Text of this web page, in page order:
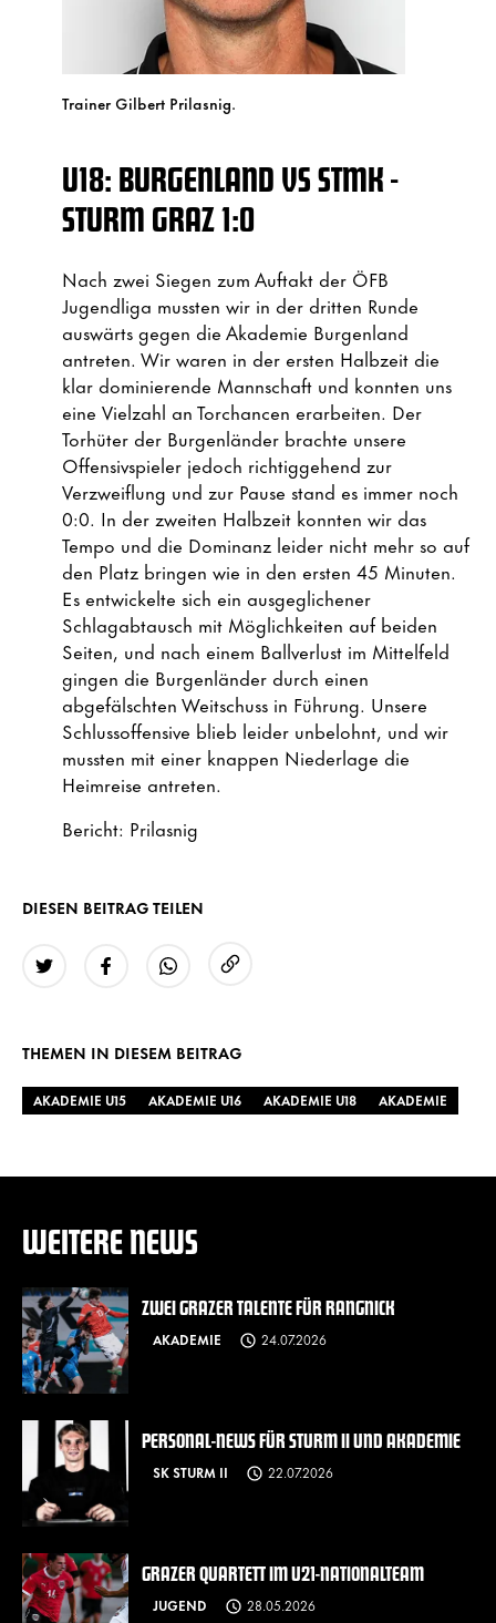
Trainer Gilbert Prilasnig.
U18: BURGENLAND VS STMK -
STURM GRAZ 1:0
Nach zwei Siegen zum Auftakt der ÖFB
Jugendliga mussten wir in der dritten Runde
auswärts gegen die Akademie Burgenland
antreten. Wir waren in der ersten Halbzeit die
klar dominierende Mannschaft und konnten uns
eine Vielzahl an Torchancen erarbeiten. Der
Torhüter der Burgenländer brachte unsere
Offensivspieler jedoch richtiggehend zur
Verzweiflung und zur Pause stand es immer noch
0:0. In der zweiten Halbzeit konnten wir das
Tempo und die Dominanz leider nicht mehr so auf
den Platz bringen wie in den ersten 45 Minuten.
Es entwickelte sich ein ausgeglichener
Schlagabtausch mit Möglichkeiten auf beiden
Seiten, und nach einem Ballverlust im Mittelfeld
gingen die Burgenländer durch einen
abgefälschten Weitschuss in Führung. Unsere
Schlussoffensive blieb leider unbelohnt, und wir
mussten mit einer knappen Niederlage die
Heimreise antreten.
Bericht: Prilasnig
DIESEN BEITRAG TEILEN
THEMEN IN DIESEM BEITRAG
AKADEMIE U15 AKADEMIE U16 AKADEMIE U18 AKADEMIE
WEITERE NEWS
ZWEI GRAZER TALENTE FÜR RANGNICK
AKADEMIE 24.07.2026
PERSONAL-NEWS FÜR STURM II UND AKADEMIE
SK STURM II 22.07.2026
GRAZER QUARTETT IM U21-NATIONALTEAM
JUGEND 28.05.2026